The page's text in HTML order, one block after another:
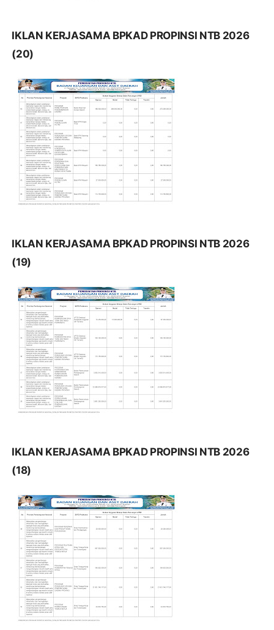
IKLAN KERJASAMA BPKAD PROPINSI NTB 2026
(20)
IKLAN KERJASAMA BPKAD PROPINSI NTB 2026
(19)
IKLAN KERJASAMA BPKAD PROPINSI NTB 2026
(18)